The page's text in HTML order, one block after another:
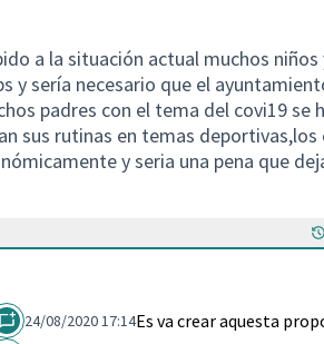
a la situación actual muchos
y sería necesario que el
padres con el tema del covi19
sus rutinas en temas
y seria una pena que
24/08/2020 17:14Es va crear aquesta